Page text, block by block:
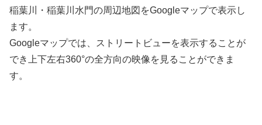
稲葉川・稲葉川水門の周辺地図をGoogleマップで表示し
ます。
Googleマップでは、ストリートビューを表示することが
でき上下左右360°の全方向の映像を見ることができま
す。